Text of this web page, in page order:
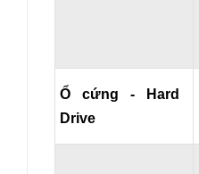
Ổ cứng - Hard
Drive